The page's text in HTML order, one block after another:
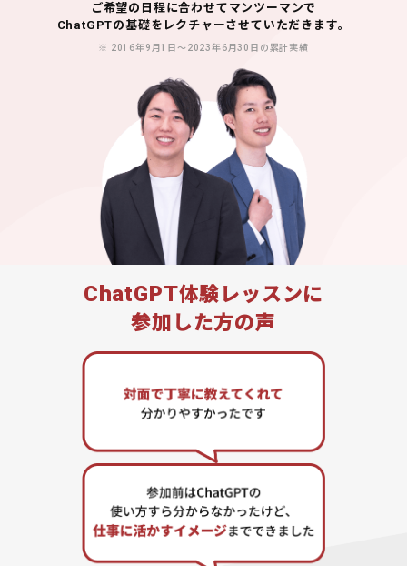
ご希望の日程に合わせてマンツーマンで
ChatGPTの基礎をレクチャーさせていただきます。
※ 2016年9月1日〜2023年6月30日の累計実績
ChatGPT体験レッスンに
参加した方の声